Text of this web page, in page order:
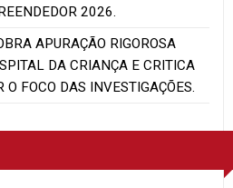
2026.
APURAÇÃO RIGOROSA
DA CRIANÇA E CRITICA
FOCO DAS INVESTIGAÇÕES.